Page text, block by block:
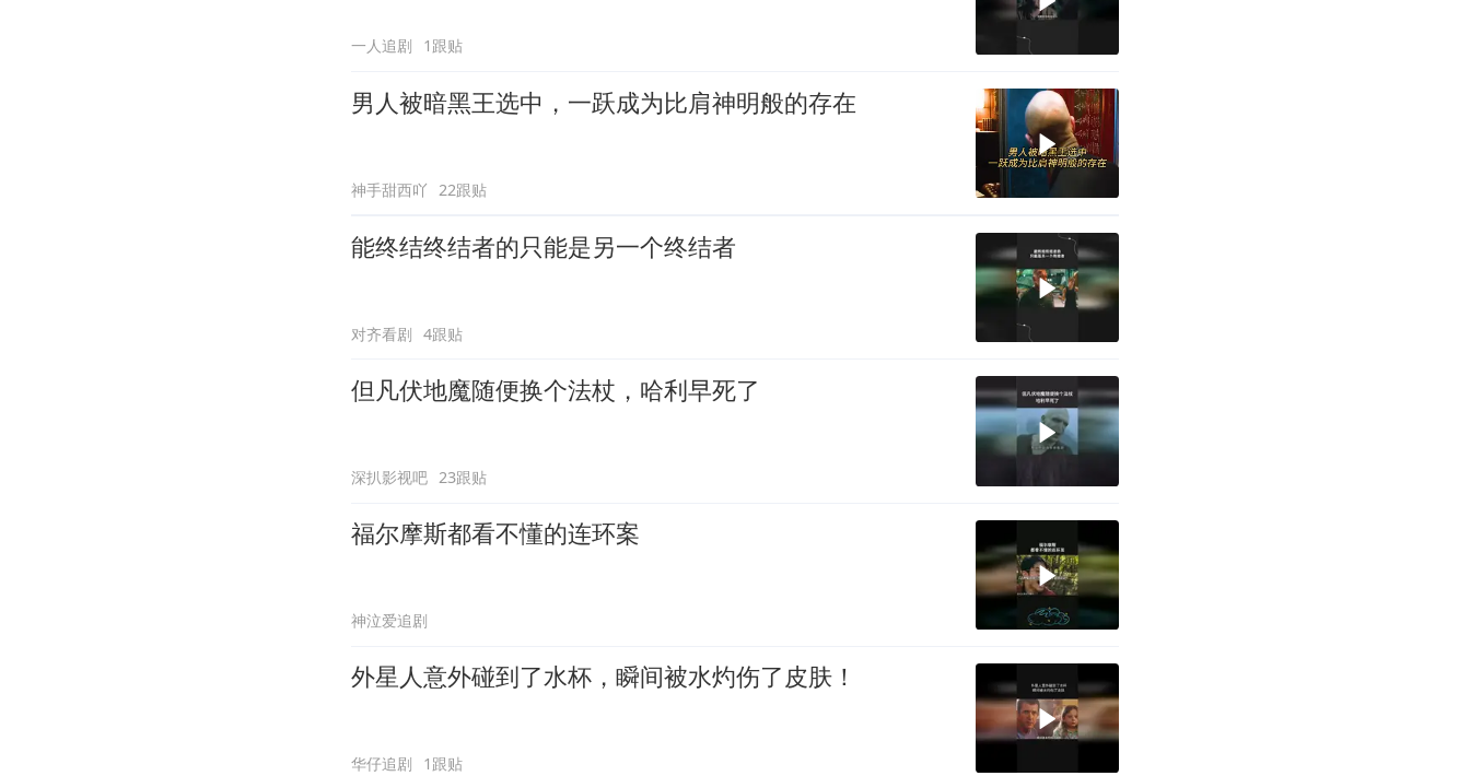
一人追剧 1跟贴
男人被暗黑王选中，一跃成为比肩神明般的存在
神手甜西吖 22跟贴
能终结终结者的只能是另一个终结者
对齐看剧 4跟贴
但凡伏地魔随便换个法杖，哈利早死了
深扒影视吧 23跟贴
福尔摩斯都看不懂的连环案
神泣爱追剧
外星人意外碰到了水杯，瞬间被水灼伤了皮肤！
华仔追剧 1跟贴